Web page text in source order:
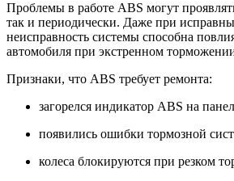
Проблемы в работе ABS могут
так и периодически. Даже при
неисправность системы способна
автомобиля при экстренном
Признаки, что ABS требует ремонта:
загорелся индикатор ABS на
появились ошибки тормозной
колеса блокируются при резком